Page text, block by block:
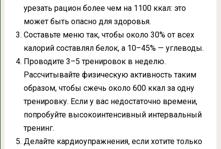
урезать рацион более чем на 1100 ккал: это
может быть опасно для здоровья.
Составьте меню так, чтобы около 30% от всех
калорий составлял белок, а 10–45% — углеводы.
Проводите 3–5 тренировок в неделю.
Рассчитывайте физическую активность таким
образом, чтобы сжечь около 600 ккал за одну
тренировку. Если у вас недостаточно времени,
попробуйте высокоинтенсивный интервальный
тренинг.
Делайте кардиоупражнения, если хотите только